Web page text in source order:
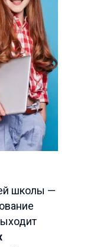
школы —